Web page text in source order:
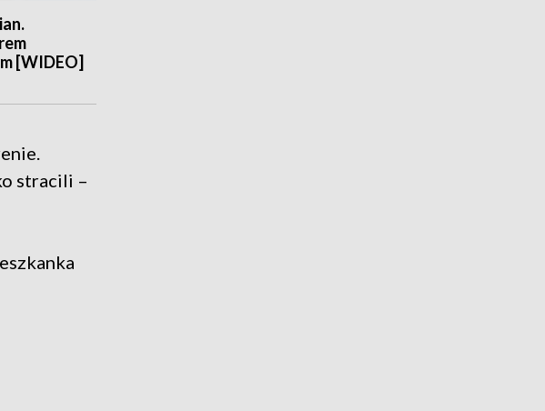
[WIDEO]
stracili –